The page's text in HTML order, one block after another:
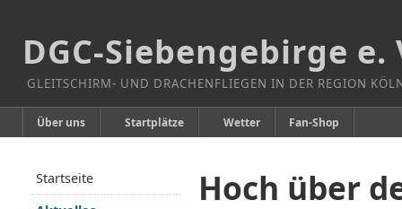
DGC-Siebengebirge e.
GLEITSCHIRM- UND DRACHENFLIEGEN IN DER REGION
Über uns Startplätze Wetter Fan-Shop
Hoch über
Startseite